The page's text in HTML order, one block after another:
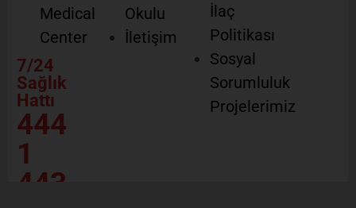
Medical
Center
7/24
Sağlık
Hattı
444
1
443
Okulu
İletişim
İlaç
Politikası
Sosyal
Sorumluluk
Projelerimiz